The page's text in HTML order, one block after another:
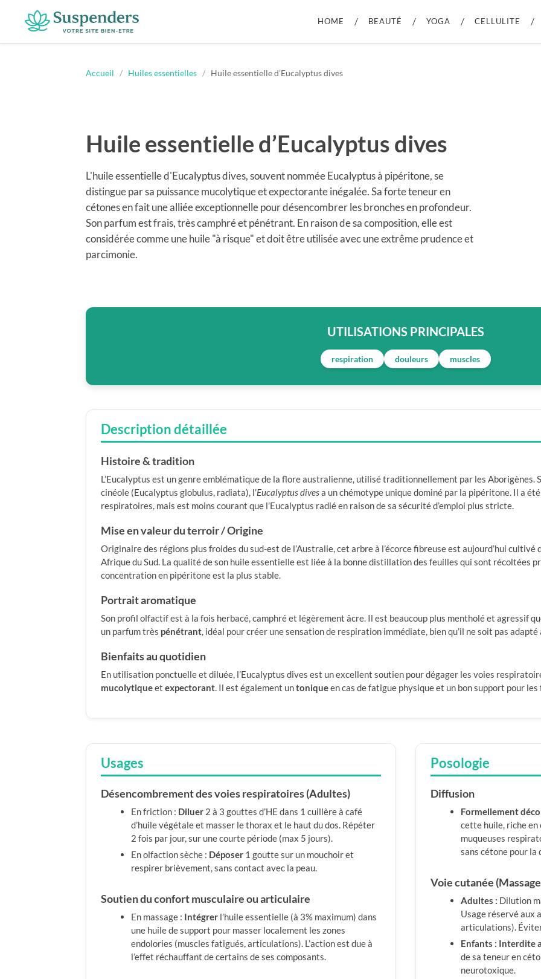
HOME BEAUTÉ YOGA CELLULITE
Accueil / Huiles essentielles / Huile essentielle d’Eucalyptus dives
Huile essentielle d’Eucalyptus dives
L'huile essentielle d'Eucalyptus dives, souvent nommée Eucalyptus à pipéritone, se
distingue par sa puissance mucolytique et expectorante inégalée. Sa forte teneur en
cétones en fait une alliée exceptionnelle pour désencombrer les bronches en profondeur.
Son parfum est frais, très camphré et pénétrant. En raison de sa composition, elle est
considérée comme une huile "à risque" et doit être utilisée avec une extrême prudence et
parcimonie.
UTILISATIONS PRINCIPALES
respiration douleurs muscles
Description détaillée
Histoire & tradition
L’Eucalyptus est un genre emblématique de la flore australienne, utilisé traditionnellement par les Aborigènes.
cinéole (Eucalyptus globulus, radiata), l’Eucalyptus divesa un chémotype unique dominé par la pipéritone. Il a
respiratoires, mais est moins courant que l’Eucalyptus radié en raison de sa sécurité d’emploi plus stricte.
Mise en valeur du terroir / Origine
Originaire des régions plus froides du sud-est de l’Australie, cet arbre à l’écorce fibreuse est aujourd’hui
Afrique du Sud. La qualité de son huile essentielle est liée à la bonne distillation des feuilles qui sont récoltées
concentration en pipéritone est la plus stable.
Portrait aromatique
Son profil olfactif est à la fois herbacé, camphré et légèrement âcre. Il est beaucoup plus mentholé et agressif
un parfum très pénétrant, idéal pour créer une sensation de respiration immédiate, bien qu’il ne soit pas
Bienfaits au quotidien
En utilisation ponctuelle et diluée, l’Eucalyptus dives est un excellent soutien pour dégager les voies
mucolytiqueet expectorant. Il est également untoniqueen cas de fatigue physique et un bon support pour
Usages
Désencombrement des voies respiratoires (Adultes)
En friction : Diluer 2 à 3 gouttes d’HE dans 1 cuillère à café
d’huile végétale et masser le thorax et le haut du dos. Répéter
2 fois par jour, sur une courte période (max 5 jours).
En olfaction sèche : Déposer 1 goutte sur un mouchoir et
respirer brièvement, sans contact avec la peau.
Soutien du confort musculaire ou articulaire
En massage : Intégrer l’huile essentielle (à 3% maximum) dans
une huile de support pour masser localement les zones
endolories (muscles fatigués, articulations). L’action est due à
l’effet réchauffant de certains de ses composants.
Posologie
Diffusion
Formellement
cette huile, riche
muqueuses
sans cétone pour la
Voie cutanée
Adultes : Dilution
Usage réservé aux
articulations).
Enfants : Interdite
de sa teneur en
neurotoxique.